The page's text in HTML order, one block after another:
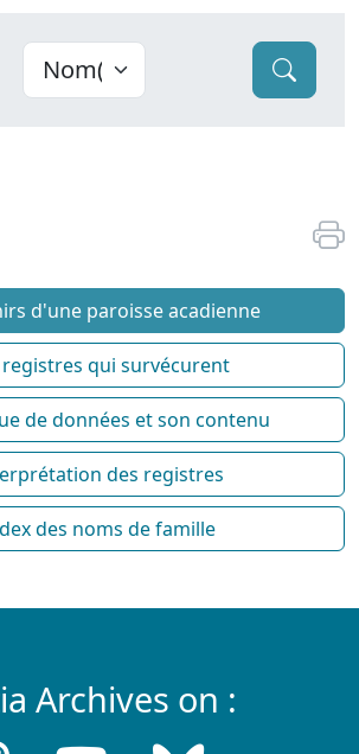
d'une paroisse acadienne
registres qui survécurent
de données et son contenu
des registres
des noms de famille
Archives on :